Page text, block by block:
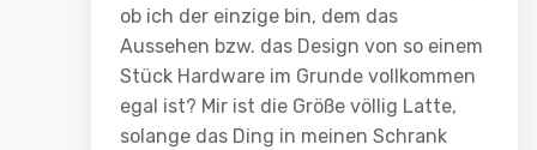
ob ich der einzige bin, dem das
Aussehen bzw. das Design von so einem
Stück Hardware im Grunde vollkommen
egal ist? Mir ist die Größe völlig Latte,
solange das Ding in meinen Schrank